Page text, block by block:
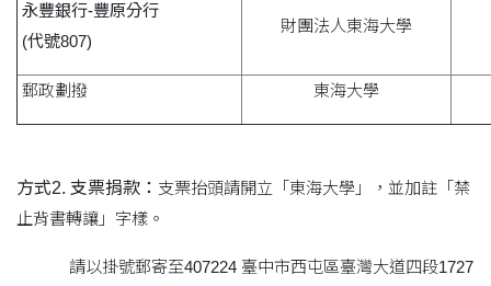
永豐銀行-豐原分行
(代號807)
財團法人東海大學
郵政劃撥 東海大學
方式2. 支票捐款： 支票抬頭請開立「東海大學」，並加註「禁
止背書轉讓」字樣。
請以掛號郵寄至407224 臺中市西屯區臺灣大道四段1727